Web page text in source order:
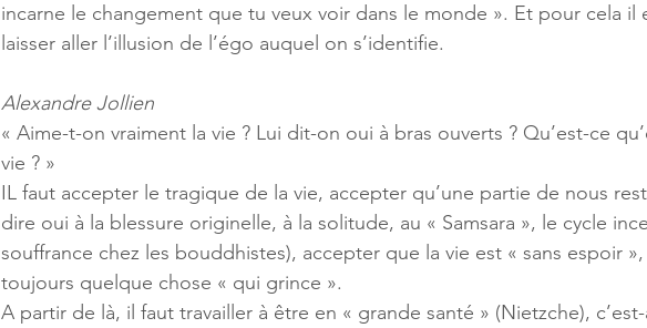
incarne le changement que tu veux voir dans le monde ». Et pour cela il
laisser aller l’illusion de l’égo auquel on s’identifie.
Alexandre Jollien
« Aime-t-on vraiment la vie ? Lui dit-on oui à bras ouverts ? Qu’est-ce
vie ? »
IL faut accepter le tragique de la vie, accepter qu’une partie de nous
dire oui à la blessure originelle, à la solitude, au « Samsara », le cycle
souffrance chez les bouddhistes), accepter que la vie est « sans espoir »,
toujours quelque chose « qui grince ».
A partir de là, il faut travailler à être en « grande santé » (Nietzche),